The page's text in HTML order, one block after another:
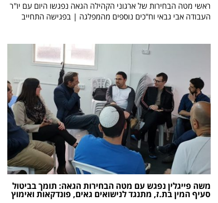
ראשי מטה הבחירות של ארגוני הקהילה הגאה נפגשו היום עם יו"ר
העבודה אבי גבאי וח"כים נוספים מהמפלגה | בפגישה התחייב
משה פייגלין נפגש עם מטה הבחירות הגאה: תומך בביטול
סעיף המין בת.ז, מתנגד לנישואים גאים, פונדקאות ואימוץ